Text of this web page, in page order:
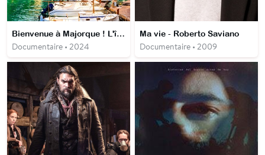
Bienvenue à Majorque ! L'île de la nostalgie
Documentaire • 2024
Ma vie - Roberto Saviano
Documentaire • 2009